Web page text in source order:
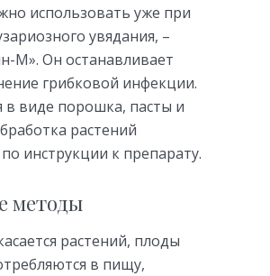
использовать уже при
увядания, –
М». Он останавливает
грибковой инфекции.
в виде порошка, пасты и
растений
инструкции к препарату.
методы
растений, плоды
в пищу,